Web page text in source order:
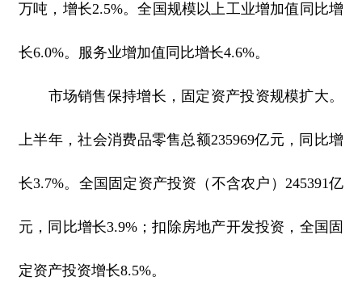
万吨，增长2.5%。全国规模以上工业增加值同比增
长6.0%。服务业增加值同比增长4.6%。
市场销售保持增长，固定资产投资规模扩大。
上半年，社会消费品零售总额235969亿元，同比增
长3.7%。全国固定资产投资（不含农户）245391亿
元，同比增长3.9%；扣除房地产开发投资，全国固
定资产投资增长8.5%。